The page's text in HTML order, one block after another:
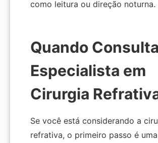
como leitura ou direção noturna.
Quando
Especialista em
Cirurgia
Se você está considerando a
refrativa, o primeiro passo é